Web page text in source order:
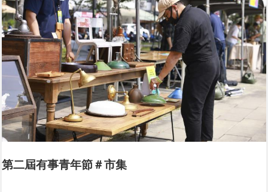
第二屆有事青年節＃市集